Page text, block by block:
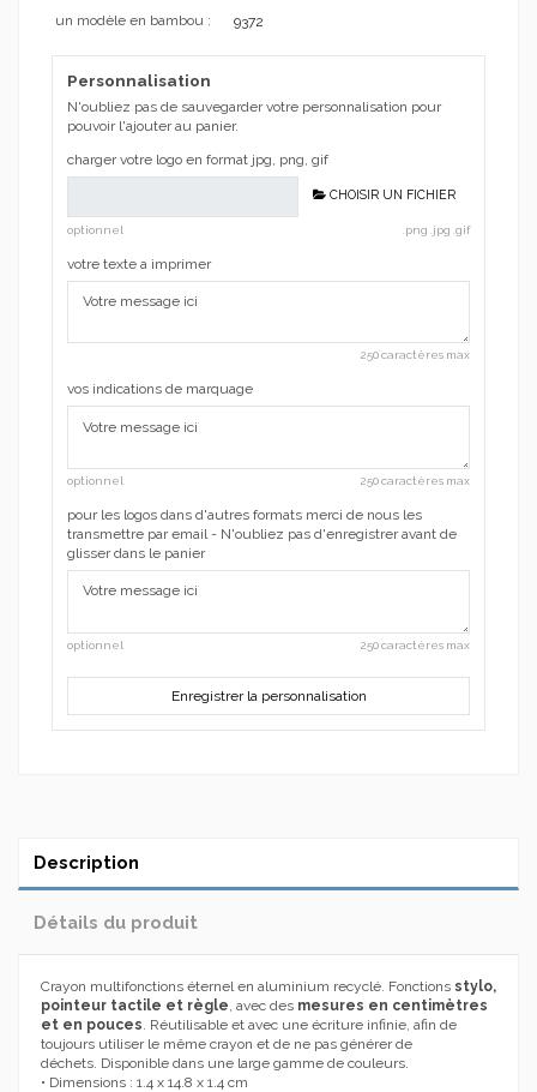
un modèle en bambou : 9372
Personnalisation
N'oubliez pas de sauvegarder votre personnalisation pour
pouvoir l'ajouter au panier.
charger votre logo en format jpg, png, gif
CHOISIR UN FICHIER
optionnel .png .jpg .gif
votre texte a imprimer
250 caractères max
vos indications de marquage
optionnel 250 caractères max
pour les logos dans d'autres formats merci de nous les
transmettre par email - N'oubliez pas d'enregistrer avant de
glisser dans le panier
optionnel 250 caractères max
Enregistrer la personnalisation
Description
Détails du produit
Crayon multifonctions éternel en aluminium recyclé. Fonctions stylo,
pointeur tactile et règle, avec des mesures en centimètres
et en pouces. Réutilisable et avec une écriture infinie, afin de
toujours utiliser le même crayon et de ne pas générer de
déchets. Disponible dans une large gamme de couleurs.
• Dimensions : 1.4 x 14.8 x 1.4 cm